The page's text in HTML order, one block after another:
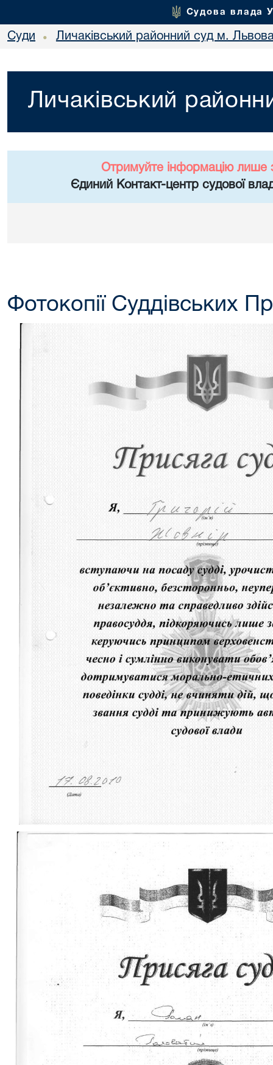
Судова влада
Суди • Личаківський районний суд м.
Личаківський
Отримуйте інформацію лише
Єдиний Контакт-центр судової
Фотокопії Суддівських